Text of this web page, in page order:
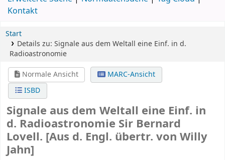
Kontakt
Start
Details zu: Signale aus dem Weltall eine Einf. in d.
Radioastronomie
Normale Ansicht
MARC-Ansicht
ISBD
Signale aus dem Weltall eine Einf. in
d. Radioastronomie Sir Bernard
Lovell. [Aus d. Engl. übertr. von Willy
Jahn]